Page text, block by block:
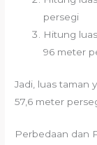
persegi
Hitung
96 meter
Jadi, luas taman
57,6 meter
Perbedaan dan